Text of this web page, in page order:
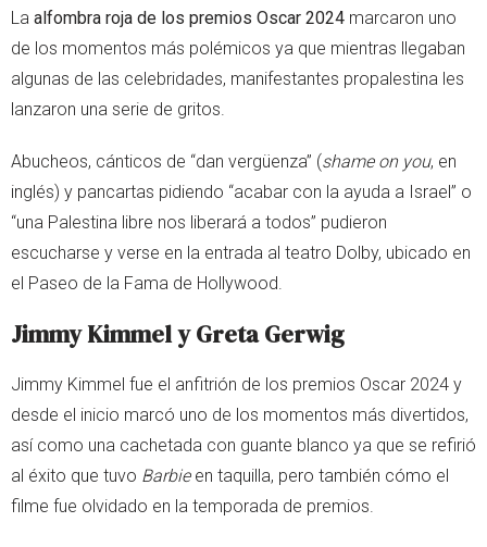
La alfombra roja de los premios Oscar 2024 marcaron uno
de los momentos más polémicos ya que mientras llegaban
algunas de las celebridades, manifestantes propalestina les
lanzaron una serie de gritos.
Abucheos, cánticos de “dan vergüenza” (shame on you, en
inglés) y pancartas pidiendo “acabar con la ayuda a Israel” o
“una Palestina libre nos liberará a todos” pudieron
escucharse y verse en la entrada al teatro Dolby, ubicado en
el Paseo de la Fama de Hollywood.
Jimmy Kimmel y Greta Gerwig
Jimmy Kimmel fue el anfitrión de los premios Oscar 2024 y
desde el inicio marcó uno de los momentos más divertidos,
así como una cachetada con guante blanco ya que se refirió
al éxito que tuvo Barbieen taquilla, pero también cómo el
filme fue olvidado en la temporada de premios.